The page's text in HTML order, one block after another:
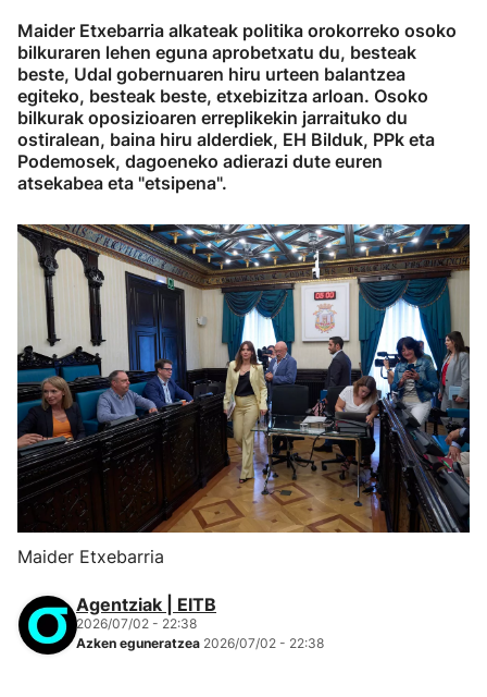
Maider Etxebarria alkateak politika orokorreko osoko
bilkuraren lehen eguna aprobetxatu du, besteak
beste, Udal gobernuaren hiru urteen balantzea
egiteko, besteak beste, etxebizitza arloan. Osoko
bilkurak oposizioaren erreplikekin jarraituko du
ostiralean, baina hiru alderdiek, EH Bilduk, PPk eta
Podemosek, dagoeneko adierazi dute euren
atsekabea eta "etsipena".
Maider Etxebarria
Agentziak | EITB
2026/07/02 - 22:38
Azken eguneratzea 2026/07/02 - 22:38